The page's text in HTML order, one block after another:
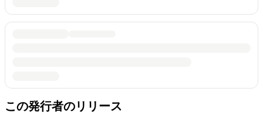
この発行者のリリース